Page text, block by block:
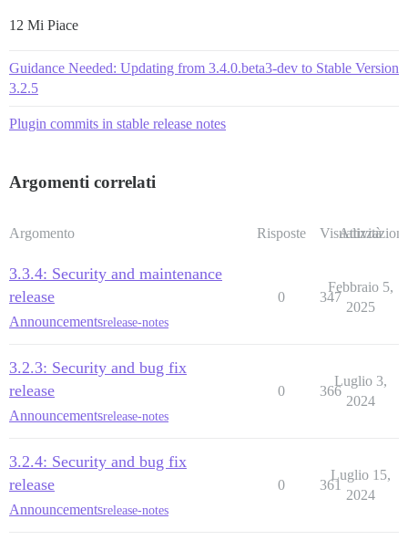
12 Mi Piace
Guidance Needed: Updating from 3.4.0.beta3-dev to Stable Version
3.2.5
Plugin commits in stable release notes
Argomenti correlati
Argomento Risposte Visualizzazioni
Attività
3.3.4: Security and maintenance
release
Announcementsrelease-notes
0 347
Febbraio 5,
2025
3.2.3: Security and bug fix
release
Announcementsrelease-notes
0 366
Luglio 3,
2024
3.2.4: Security and bug fix
release
Announcementsrelease-notes
0 361
Luglio 15,
2024